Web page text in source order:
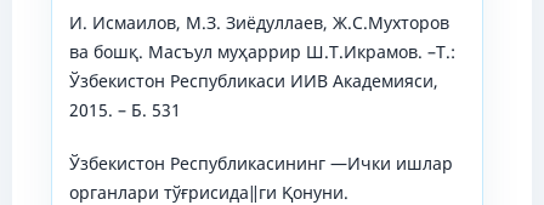
И. Исмаилов, М.З. Зиёдуллаев, Ж.С.Мухторов
ва бошқ. Масъул муҳаррир Ш.Т.Икрамов. –Т.:
Ўзбекистон Республикаси ИИВ Академияси,
2015. – Б. 531
Ўзбекистон Республикасининг ―Ички ишлар
органлари тўғрисида‖ги Қонуни.